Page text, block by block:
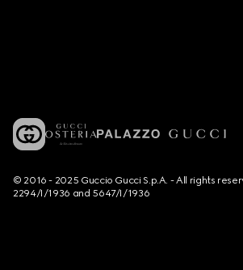
© 2016 - 2025 Guccio Gucci S.p.A. - All rights
2294/I/1936 and 5647/I/1936